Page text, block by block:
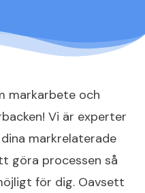
markarbete och
Vi är experter
markrelaterade
göra processen så
för dig. Oavsett